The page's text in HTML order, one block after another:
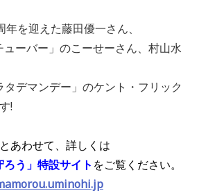
年を迎えた藤田優一さん、
ューバー」のこーせーさん、村山水
デマンデー」のケント・フリック
!
あわせて、詳しくは
う」特設サイト をご覧ください。